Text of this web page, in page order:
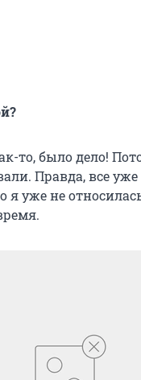
то, было дело!
Правда, все уже
уже не